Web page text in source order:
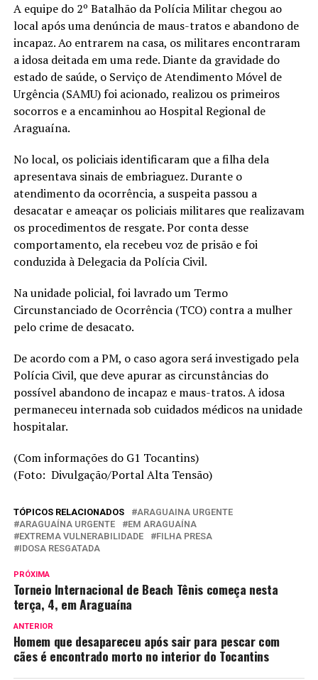
A equipe do 2º Batalhão da Polícia Militar chegou ao
local após uma denúncia de maus-tratos e abandono de
incapaz. Ao entrarem na casa, os militares encontraram
a idosa deitada em uma rede. Diante da gravidade do
estado de saúde, o Serviço de Atendimento Móvel de
Urgência (SAMU) foi acionado, realizou os primeiros
socorros e a encaminhou ao Hospital Regional de
Araguaína.
No local, os policiais identificaram que a filha dela
apresentava sinais de embriaguez. Durante o
atendimento da ocorrência, a suspeita passou a
desacatar e ameaçar os policiais militares que realizavam
os procedimentos de resgate. Por conta desse
comportamento, ela recebeu voz de prisão e foi
conduzida à Delegacia da Polícia Civil.
Na unidade policial, foi lavrado um Termo
Circunstanciado de Ocorrência (TCO) contra a mulher
pelo crime de desacato.
De acordo com a PM, o caso agora será investigado pela
Polícia Civil, que deve apurar as circunstâncias do
possível abandono de incapaz e maus-tratos. A idosa
permaneceu internada sob cuidados médicos na unidade
hospitalar.
(Com informações do G1 Tocantins)
(Foto: Divulgação/Portal Alta Tensão)
TÓPICOS RELACIONADOS
ARAGUAINA URGENTE
ARAGUAÍNA URGENTE
EM ARAGUAÍNA
EXTREMA VULNERABILIDADE
FILHA PRESA
IDOSA RESGATADA
PRÓXIMA
Torneio Internacional de Beach Tênis começa nesta
terça, 4, em Araguaína
ANTERIOR
Homem que desapareceu após sair para pescar com
cães é encontrado morto no interior do Tocantins